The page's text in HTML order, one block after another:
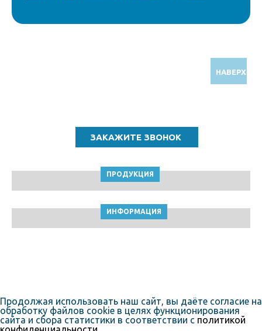
НАВЕРХ
ПРОДУКЦИЯ
ИНФОРМАЦИЯ
Продолжая использовать наш сайт, вы даёте согласие на
обработку файлов cookie в целях функционирования
сайта и сбора статистики в соответствии с политикой